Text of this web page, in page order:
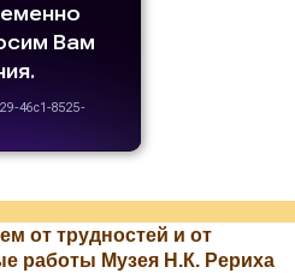
от трудностей и от
работы Музея Н.К. Рериха